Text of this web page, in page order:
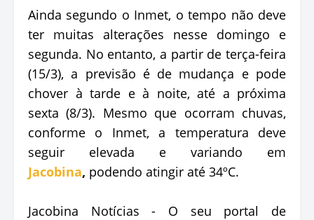
Ainda segundo o Inmet, o tempo não deve
ter muitas alterações nesse domingo e
segunda. No entanto, a partir de terça-feira
(15/3), a previsão é de mudança e pode
chover à tarde e à noite, até a próxima
sexta (8/3). Mesmo que ocorram chuvas,
conforme o Inmet, a temperatura deve
seguir elevada e variando em
Jacobina, podendo atingir até 34ºC.
Jacobina Notícias - O seu portal de